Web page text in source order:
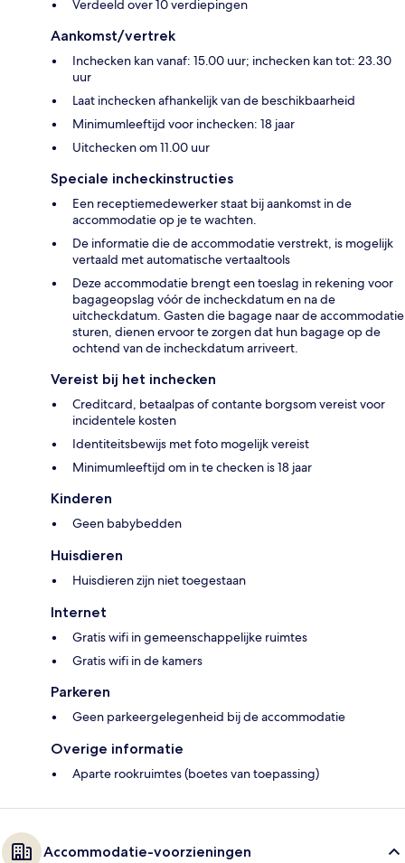
Verdeeld over 10 verdiepingen
Aankomst/vertrek
Inchecken kan vanaf: 15.00 uur; inchecken kan tot: 23.30
uur
Laat inchecken afhankelijk van de beschikbaarheid
Minimumleeftijd voor inchecken: 18 jaar
Uitchecken om 11.00 uur
Speciale incheckinstructies
Een receptiemedewerker staat bij aankomst in de
accommodatie op je te wachten.
De informatie die de accommodatie verstrekt, is mogelijk
vertaald met automatische vertaaltools
Deze accommodatie brengt een toeslag in rekening voor
bagageopslag vóór de incheckdatum en na de
uitcheckdatum. Gasten die bagage naar de accommodatie
sturen, dienen ervoor te zorgen dat hun bagage op de
ochtend van de incheckdatum arriveert.
Vereist bij het inchecken
Creditcard, betaalpas of contante borgsom vereist voor
incidentele kosten
Identiteitsbewijs met foto mogelijk vereist
Minimumleeftijd om in te checken is 18 jaar
Kinderen
Geen babybedden
Huisdieren
Huisdieren zijn niet toegestaan
Internet
Gratis wifi in gemeenschappelijke ruimtes
Gratis wifi in de kamers
Parkeren
Geen parkeergelegenheid bij de accommodatie
Overige informatie
Aparte rookruimtes (boetes van toepassing)
Accommodatie-voorzieningen